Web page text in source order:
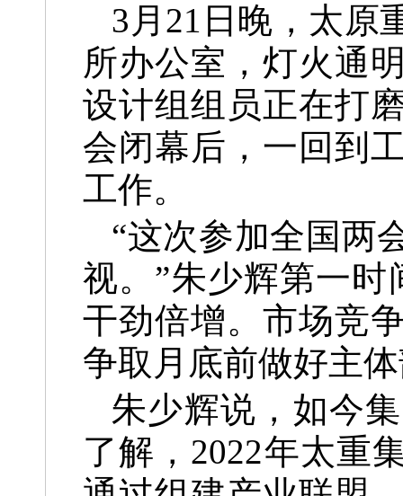
3月21日晚，太原
所办公室，灯火通
设计组组员正在打
会闭幕后，一回到
工作。
“这次参加全国两
视。”朱少辉第一
干劲倍增。市场竞
争取月底前做好主
朱少辉说，如今
了解，2022年太重